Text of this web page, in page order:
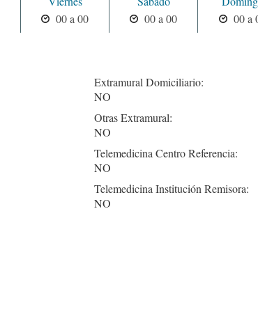
00 a 00
00 a 00
00 a
Extramural Domiciliario:
NO
Otras Extramural:
NO
Telemedicina Centro Referencia:
NO
Telemedicina Institución Remisora:
NO